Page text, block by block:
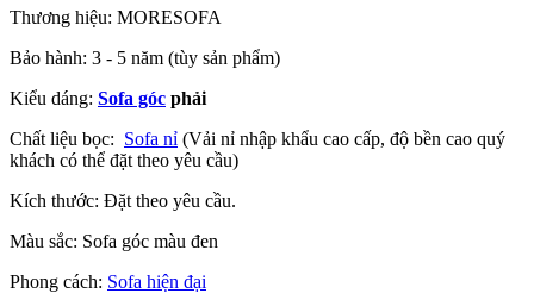
Thương hiệu: MORESOFA
Bảo hành: 3 - 5 năm (tùy sản phẩm)
Kiểu dáng: Sofa góc phải
Chất liệu bọc: Sofa nỉ (Vải nỉ nhập khẩu cao cấp, độ bền cao quý
khách có thể đặt theo yêu cầu)
Kích thước: Đặt theo yêu cầu.
Màu sắc: Sofa góc màu đen
Phong cách: Sofa hiện đại